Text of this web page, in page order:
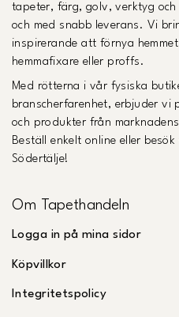
tapeter, färg, golv, verktyg
och med snabb leverans. Vi
inspirerande att förnya
hemmafixare eller proffs.
Med rötterna i vår fysiska
branscherfarenhet, erbjuder vi
och produkter från
Beställ enkelt online eller
Södertälje!
Om Tapethandeln
Logga in på mina sidor
Köpvillkor
Integritetspolicy